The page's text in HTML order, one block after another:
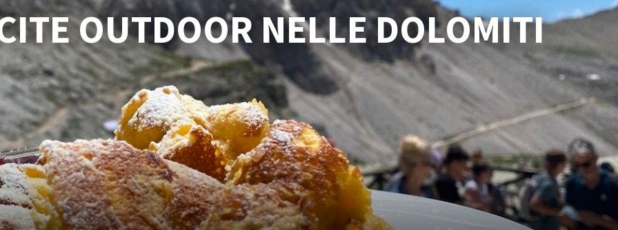
OUTDOOR NELLE DOLOMITI